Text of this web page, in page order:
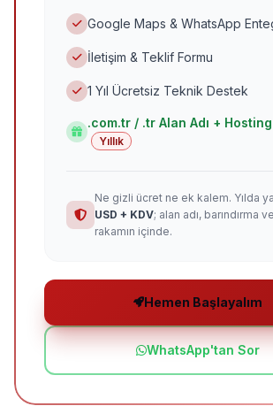
Google Maps & WhatsApp
İletişim & Teklif Formu
1 Yıl Ücretsiz Teknik Destek
.com.tr / .tr Alan Adı +
Yıllık
Ne gizli ücret ne ek kalem. Yılda
USD + KDV; alan adı, barındırma
rakamın içinde.
Hemen Başlayalım
WhatsApp'tan Sor